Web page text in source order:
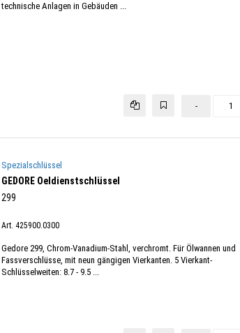
technische Anlagen in Gebäuden ...
-
Spezialschlüssel
GEDORE Oeldienstschlüssel
299
Art. 425900.0300
Gedore 299, Chrom-Vanadium-Stahl, verchromt. Für Ölwannen und
Fassverschlüsse, mit neun gängigen Vierkanten. 5 Vierkant-
Schlüsselweiten: 8.7 - 9.5 ...